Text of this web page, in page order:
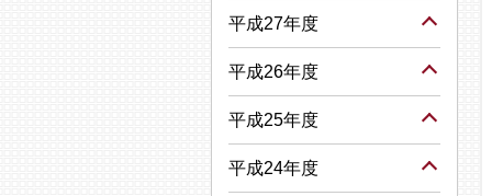
平成27年度
平成26年度
平成25年度
平成24年度